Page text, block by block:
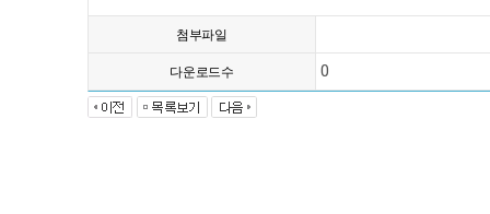
첨부파일
다운로드수 0